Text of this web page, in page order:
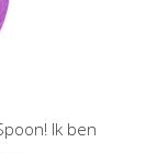
Ik ben